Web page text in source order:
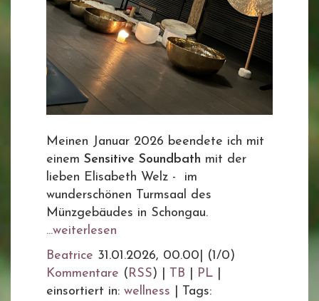
Meinen Januar 2026 beendete ich mit
einem Sensitive Soundbath mit der
lieben Elisabeth Welz - im
wunderschönen Turmsaal des
Münzgebäudes in Schongau.
...weiterlesen
Beatrice 31.01.2026, 00.00
(1/0)
Kommentare ( RSS) | TB PL
einsortiert in: wellness
Tags: